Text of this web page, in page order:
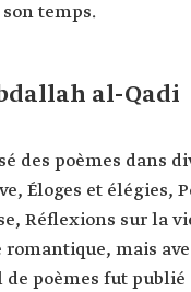
temps.
al-Qadi
des poèmes dans
Éloges et élégies,
Réflexions sur la
mais
poèmes fut